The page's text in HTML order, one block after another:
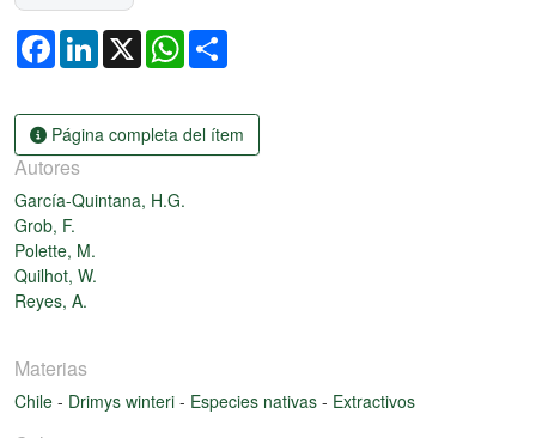
FacebookLinkedIn
X WhatsApp
Página completa del ítem
Autores
García-Quintana, H.G.
Grob, F.
Polette, M.
Quilhot, W.
Reyes, A.
Materias
Chile - Drimys winteri - Especies nativas - Extractivos